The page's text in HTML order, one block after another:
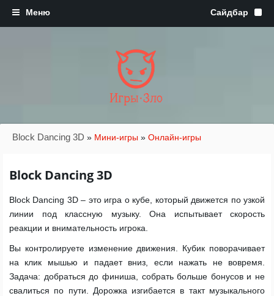
Игры·Зло
Block Dancing 3D » Мини-игры » Онлайн-игры
Block Dancing 3D
Block Dancing 3D – это игра о кубе, который движется по узкой
линии под классную музыку. Она испытывает скорость
реакции и внимательность игрока.
Вы контролируете изменение движения. Кубик поворачивает
на клик мышью и падает вниз, если нажать не вовремя.
Задача: добраться до финиша, собрать больше бонусов и не
свалиться по пути. Дорожка изгибается в такт музыкального